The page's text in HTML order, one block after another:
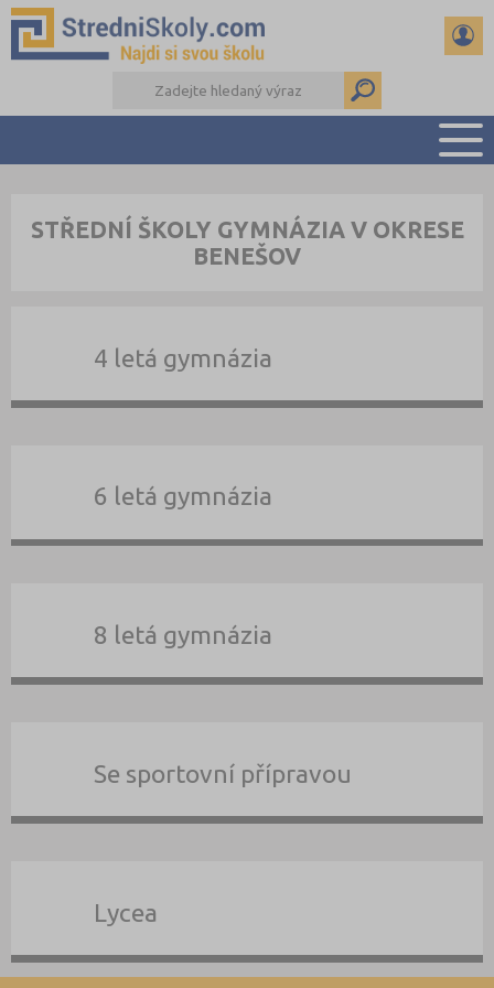
PŘÍPRAVA NA PŘIJÍMAČKY
DŮLEŽITÉ TERMÍNY
STŘEDNÍ ŠKOLY GYMNÁZIA V OKRESE
BENEŠOV
4 letá gymnázia
6 letá gymnázia
8 letá gymnázia
Se sportovní přípravou
Lycea